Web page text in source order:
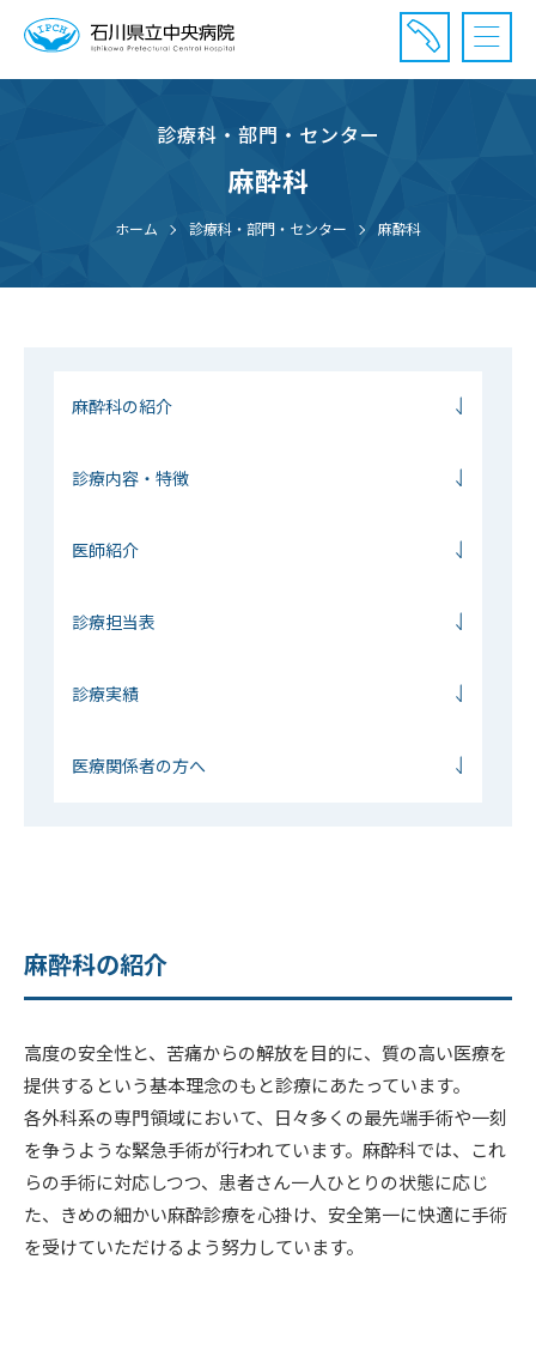
診療受付時間：午前8時20分〜午前11時20分まで
休診⽇： 土曜、日曜、祝日、年末年始
診療科・部門・センター
麻酔科
ホーム 診療科・部門・センター 麻酔科
麻酔科の紹介
診療内容・特徴
医師紹介
診療担当表
診療実績
医療関係者の⽅へ
麻酔科の紹介
高度の安全性と、苦痛からの解放を目的に、質の高い医療を
提供するという基本理念のもと診療にあたっています。
各外科系の専門領域において、日々多くの最先端手術や一刻
を争うような緊急手術が行われています。麻酔科では、これ
らの手術に対応しつつ、患者さん一人ひとりの状態に応じ
た、きめの細かい麻酔診療を心掛け、安全第一に快適に手術
を受けていただけるよう努力しています。